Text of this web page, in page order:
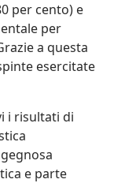
per cento) e
per
a questa
esercitate
i risultati di
e parte